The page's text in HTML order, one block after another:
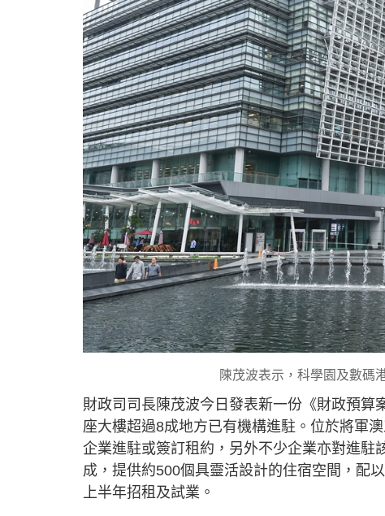
陳茂波表示，科學園及數碼
財政司司長陳茂波今日發表新一份《財政預
座大樓超過8成地方已有機構進駐。位於將軍
企業進駐或簽訂租約，另外不少企業亦對進
成，提供約500個具靈活設計的住宿空間，配
上半年招租及試業。